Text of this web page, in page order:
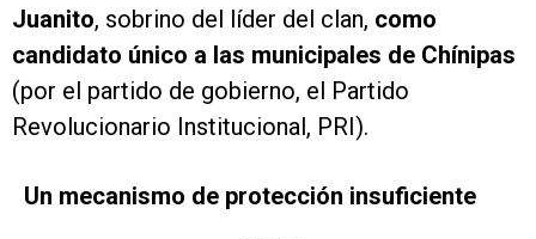
Juanito, sobrino del líder del clan, como
candidato único a las municipales de Chínipas
(por el partido de gobierno, el Partido
Revolucionario Institucional, PRI).
Un mecanismo de protección insuficiente